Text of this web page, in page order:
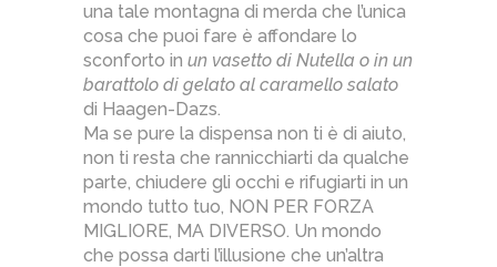
una tale montagna di merda che l’unica
cosa che puoi fare è affondare lo
sconforto in un vasetto di Nutella o in un
barattolo di gelato al caramello salato
di Haagen-Dazs.
Ma se pure la dispensa non ti è di aiuto,
non ti resta che rannicchiarti da qualche
parte, chiudere gli occhi e rifugiarti in un
mondo tutto tuo, NON PER FORZA
MIGLIORE, MA DIVERSO. Un mondo
che possa darti l’illusione che un’altra